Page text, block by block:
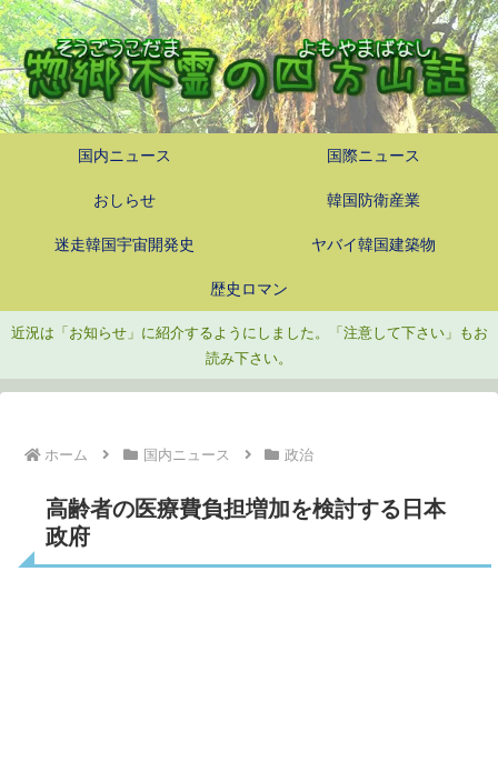
国内ニュース 国際ニュース
おしらせ 韓国防衛産業
迷走韓国宇宙開発史 ヤバイ韓国建築物
歴史ロマン
近況は「お知らせ」に紹介するようにしました。「注意して下さい」もお
読み下さい。
ホーム 国内ニュース 政治
高齢者の医療費負担増加を検討する日本
政府